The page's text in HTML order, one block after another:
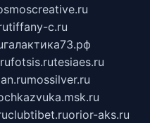
tiffany-c.ru
галактика73.рф
fotsis.rutesiaes.ru
mossilver.ru
clubtibet.ruorior-aks.ru